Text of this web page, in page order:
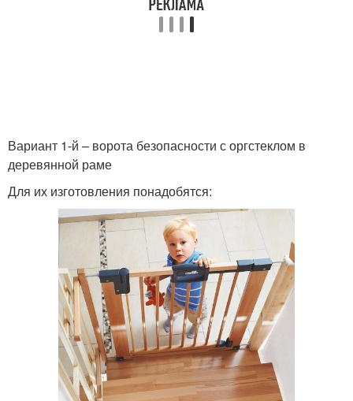
Вариант 1-й – ворота безопасности с оргстеклом в
деревянной раме
Для их изготовления понадобятся: